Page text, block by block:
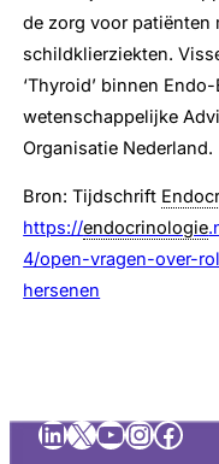
de zorg voor patiënten
schildklierziekten.
‘Thyroid’ binnen
wetenschappelijke
Organisatie Nederland.
Bron: Tijdschrift
https://endocrinologie
4/open-vragen-over-
hersenen
LinkedIn
X YouTube